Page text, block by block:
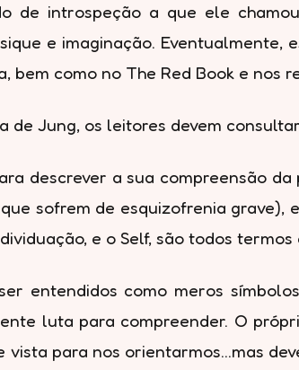
de introspeção a que ele
e imaginação.
como no The Red Book e nos
Jung, os leitores devem
descrever a sua compreensão
sofrem de esquizofrenia
e o Self, são todos
entendidos como meros
luta para compreender. O
para nos orientarmos...mas